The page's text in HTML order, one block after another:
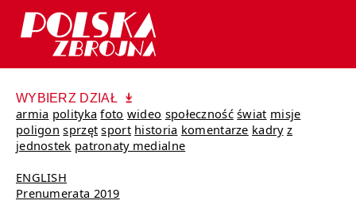
WYBIERZ DZIAŁ
armia polityka foto wideo społeczność świat misje
poligon sprzęt sport historia komentarze kadry z
jednostek patronaty medialne
ENGLISH
Prenumerata 2019